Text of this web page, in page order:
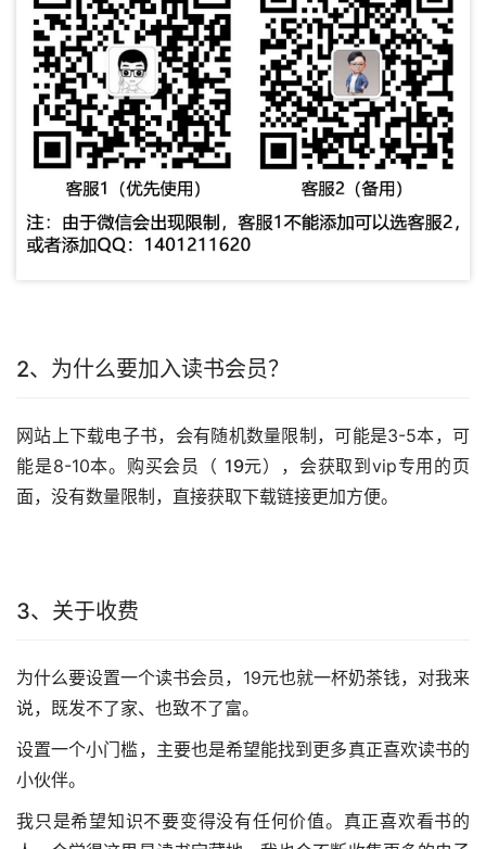
2、为什么要加入读书会员？
网站上下载电子书，会有随机数量限制，可能是3-5本，可
能是8-10本。购买会员（ 19元），会获取到vip专用的页
面，没有数量限制，直接获取下载链接更加方便。
3、关于收费
为什么要设置一个读书会员，19元也就一杯奶茶钱，对我来
说，既发不了家、也致不了富。
设置一个小门槛，主要也是希望能找到更多真正喜欢读书的
小伙伴。
我只是希望知识不要变得没有任何价值。真正喜欢看书的